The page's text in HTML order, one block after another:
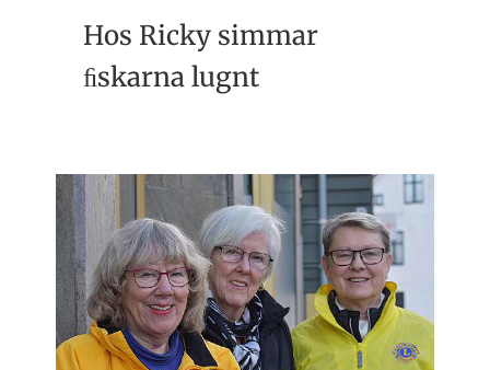
Hos Ricky simmar
ﬁskarna lugnt